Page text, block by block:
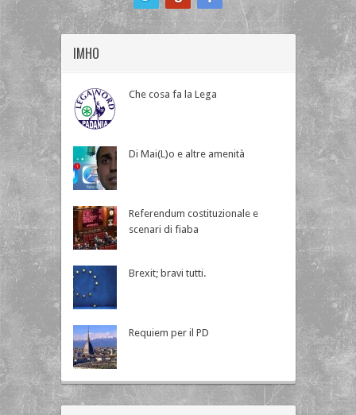
IMHO
Che cosa fa la Lega
Di Mai(L)o e altre amenità
Referendum costituzionale e
scenari di fiaba
Brexit; bravi tutti.
Requiem per il PD